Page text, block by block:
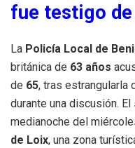
fue testigo
La Policía Local de
británica de 63 años
de 65, tras estrangularla
durante una discusión.
medianoche del
de Loix, una zona